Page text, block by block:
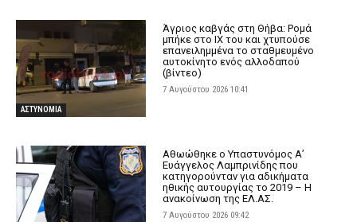
ΑΣΤΥΝΟΜΙΑ
Άγριος καβγάς στη Θήβα: Ρομά
μπήκε στο ΙΧ του και χτυπούσε
επανειλημμένα το σταθμευμένο
αυτοκίνητο ενός αλλοδαπού
(βίντεο)
7 Αυγούστου 2026 10:41
Αθωώθηκε ο Υπαστυνόμος Α’
Ευάγγελος Λαμπρινίδης που
κατηγορούνταν για αδικήματα
ηθικής αυτουργίας το 2019 – Η
ανακοίνωση της ΕΛ.ΑΣ.
7 Αυγούστου 2026 09:42